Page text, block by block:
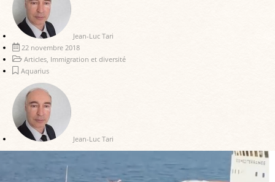
Jean-Luc Tari
22 novembre 2018
Articles, Immigration et diversité
Aquarius
Jean-Luc Tari